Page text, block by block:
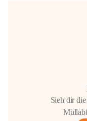
Sieh dir